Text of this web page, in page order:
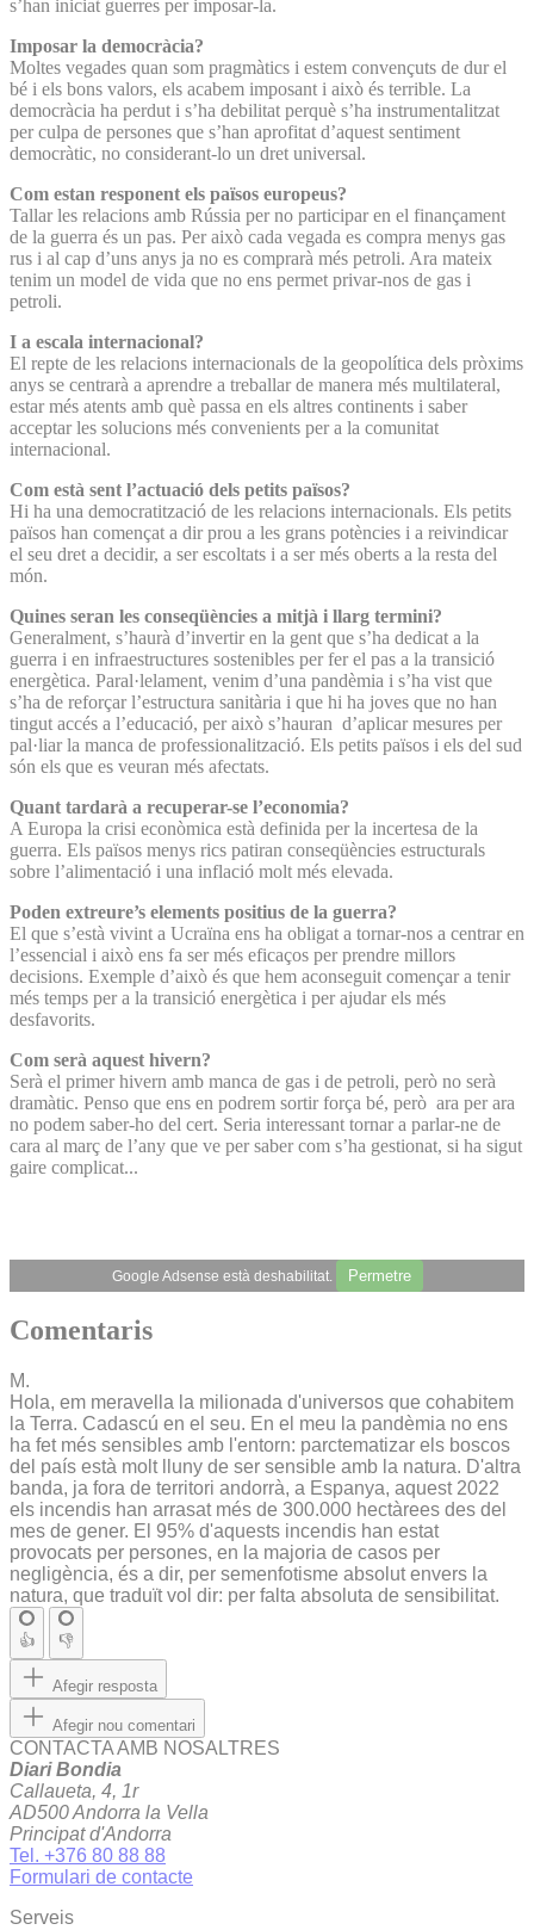
s’han iniciat guerres per imposar-la.
Imposar la democràcia?
Moltes vegades quan som pragmàtics i estem convençuts de dur el
bé i els bons valors, els acabem imposant i això és terrible. La
democràcia ha perdut i s’ha debilitat perquè s’ha instrumentalitzat
per culpa de persones que s’han aprofitat d’aquest sentiment
democràtic, no considerant-lo un dret universal.
Com estan responent els països europeus?
Tallar les relacions amb Rússia per no participar en el finançament
de la guerra és un pas. Per això cada vegada es compra menys gas
rus i al cap d’uns anys ja no es comprarà més petroli. Ara mateix
tenim un model de vida que no ens permet privar-nos de gas i
petroli.
I a escala internacional?
El repte de les relacions internacionals de la geopolítica dels pròxims
anys se centrarà a aprendre a treballar de manera més multilateral,
estar més atents amb què passa en els altres continents i saber
acceptar les solucions més convenients per a la comunitat
internacional.
Com està sent l’actuació dels petits països?
Hi ha una democratització de les relacions internacionals. Els petits
països han començat a dir prou a les grans potències i a reivindicar
el seu dret a decidir, a ser escoltats i a ser més oberts a la resta del
món.
Quines seran les conseqüències a mitjà i llarg termini?
Generalment, s’haurà d’invertir en la gent que s’ha dedicat a la
guerra i en infraestructures sostenibles per fer el pas a la transició
energètica. Paral·lelament, venim d’una pandèmia i s’ha vist que
s’ha de reforçar l’estructura sanitària i que hi ha joves que no han
tingut accés a l’educació, per això s’hauran d’aplicar mesures per
pal·liar la manca de professionalització. Els petits països i els del sud
són els que es veuran més afectats.
Quant tardarà a recuperar-se l’economia?
A Europa la crisi econòmica està definida per la incertesa de la
guerra. Els països menys rics patiran conseqüències estructurals
sobre l’alimentació i una inflació molt més elevada.
Poden extreure’s elements positius de la guerra?
El que s’està vivint a Ucraïna ens ha obligat a tornar-nos a centrar en
l’essencial i això ens fa ser més eficaços per prendre millors
decisions. Exemple d’això és que hem aconseguit començar a tenir
més temps per a la transició energètica i per ajudar els més
desfavorits.
Com serà aquest hivern?
Serà el primer hivern amb manca de gas i de petroli, però no serà
dramàtic. Penso que ens en podrem sortir força bé, però ara per ara
no podem saber-ho del cert. Seria interessant tornar a parlar-ne de
cara al març de l’any que ve per saber com s’ha gestionat, si ha sigut
gaire complicat...
Google Adsense està deshabilitat. Permetre
Comentaris
M.
Hola, em meravella la milionada d'universos que cohabitem
la Terra. Cadascú en el seu. En el meu la pandèmia no ens
ha fet més sensibles amb l'entorn: parctematizar els boscos
del país està molt lluny de ser sensible amb la natura. D'altra
banda, ja fora de territori andorrà, a Espanya, aquest 2022
els incendis han arrasat més de 300.000 hectàrees des del
mes de gener. El 95% d'aquests incendis han estat
provocats per persones, en la majoria de casos per
negligència, és a dir, per semenfotisme absolut envers la
natura, que traduït vol dir: per falta absoluta de sensibilitat.
👍 👎
Afegir resposta
Afegir nou comentari
CONTACTA AMB NOSALTRES
Diari Bondia
Callaueta, 4, 1r
AD500 Andorra la Vella
Principat d'Andorra
Tel. +376 80 88 88
Formulari de contacte
Serveis